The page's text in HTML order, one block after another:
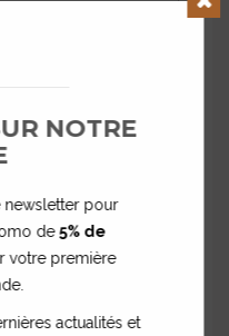
NOTRE
newsletter pour
de5% de
votre première
actualités et